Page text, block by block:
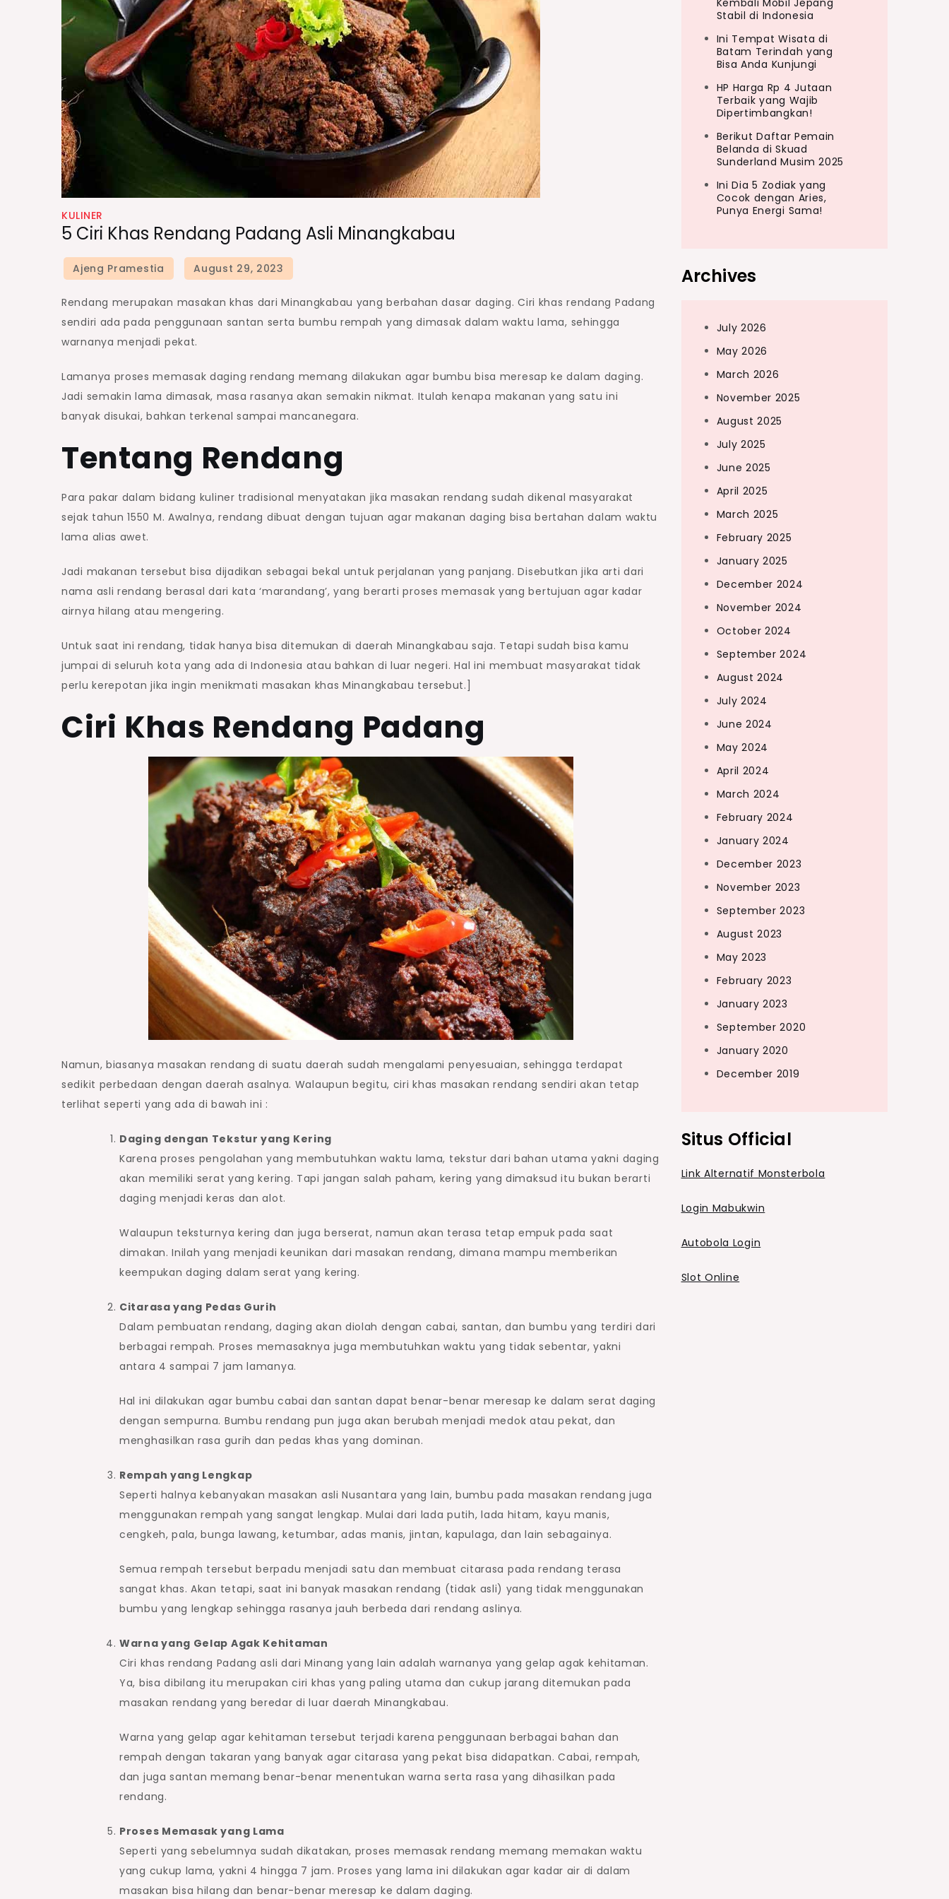
KULINER
5 Ciri Khas Rendang Padang Asli Minangkabau
Rendang merupakan masakan khas dari Minangkabau yang berbahan dasar daging. Ciri khas rendang Padang
sendiri ada pada penggunaan santan serta bumbu rempah yang dimasak dalam waktu lama, sehingga
warnanya menjadi pekat.
Lamanya proses memasak daging rendang memang dilakukan agar bumbu bisa meresap ke dalam daging.
Jadi semakin lama dimasak, masa rasanya akan semakin nikmat. Itulah kenapa makanan yang satu ini
banyak disukai, bahkan terkenal sampai mancanegara.
Tentang Rendang
Para pakar dalam bidang kuliner tradisional menyatakan jika masakan rendang sudah dikenal masyarakat
sejak tahun 1550 M. Awalnya, rendang dibuat dengan tujuan agar makanan daging bisa bertahan dalam waktu
lama alias awet.
Jadi makanan tersebut bisa dijadikan sebagai bekal untuk perjalanan yang panjang. Disebutkan jika arti dari
nama asli rendang berasal dari kata ‘marandang’, yang berarti proses memasak yang bertujuan agar kadar
airnya hilang atau mengering.
Untuk saat ini rendang, tidak hanya bisa ditemukan di daerah Minangkabau saja. Tetapi sudah bisa kamu
jumpai di seluruh kota yang ada di Indonesia atau bahkan di luar negeri. Hal ini membuat masyarakat tidak
perlu kerepotan jika ingin menikmati masakan khas Minangkabau tersebut.]
Ciri Khas Rendang Padang
Namun, biasanya masakan rendang di suatu daerah sudah mengalami penyesuaian, sehingga terdapat
sedikit perbedaan dengan daerah asalnya. Walaupun begitu, ciri khas masakan rendang sendiri akan tetap
terlihat seperti yang ada di bawah ini :
Daging dengan Tekstur yang Kering
Karena proses pengolahan yang membutuhkan waktu lama, tekstur dari bahan utama yakni daging
akan memiliki serat yang kering. Tapi jangan salah paham, kering yang dimaksud itu bukan berarti
daging menjadi keras dan alot.
Walaupun teksturnya kering dan juga berserat, namun akan terasa tetap empuk pada saat
dimakan. Inilah yang menjadi keunikan dari masakan rendang, dimana mampu memberikan
keempukan daging dalam serat yang kering.
Citarasa yang Pedas Gurih
Dalam pembuatan rendang, daging akan diolah dengan cabai, santan, dan bumbu yang terdiri dari
berbagai rempah. Proses memasaknya juga membutuhkan waktu yang tidak sebentar, yakni
antara 4 sampai 7 jam lamanya.
Hal ini dilakukan agar bumbu cabai dan santan dapat benar-benar meresap ke dalam serat daging
dengan sempurna. Bumbu rendang pun juga akan berubah menjadi medok atau pekat, dan
menghasilkan rasa gurih dan pedas khas yang dominan.
Rempah yang Lengkap
Seperti halnya kebanyakan masakan asli Nusantara yang lain, bumbu pada masakan rendang juga
menggunakan rempah yang sangat lengkap. Mulai dari lada putih, lada hitam, kayu manis,
cengkeh, pala, bunga lawang, ketumbar, adas manis, jintan, kapulaga, dan lain sebagainya.
Semua rempah tersebut berpadu menjadi satu dan membuat citarasa pada rendang terasa
sangat khas. Akan tetapi, saat ini banyak masakan rendang (tidak asli) yang tidak menggunakan
bumbu yang lengkap sehingga rasanya jauh berbeda dari rendang aslinya.
Warna yang Gelap Agak Kehitaman
Ciri khas rendang Padang asli dari Minang yang lain adalah warnanya yang gelap agak kehitaman.
Ya, bisa dibilang itu merupakan ciri khas yang paling utama dan cukup jarang ditemukan pada
masakan rendang yang beredar di luar daerah Minangkabau.
Warna yang gelap agar kehitaman tersebut terjadi karena penggunaan berbagai bahan dan
rempah dengan takaran yang banyak agar citarasa yang pekat bisa didapatkan. Cabai, rempah,
dan juga santan memang benar-benar menentukan warna serta rasa yang dihasilkan pada
rendang.
Proses Memasak yang Lama
Seperti yang sebelumnya sudah dikatakan, proses memasak rendang memang memakan waktu
yang cukup lama, yakni 4 hingga 7 jam. Proses yang lama ini dilakukan agar kadar air di dalam
masakan bisa hilang dan benar-benar meresap ke dalam daging.
Kembali Mobil Jepang
Stabil di Indonesia
Ini Tempat Wisata di
Batam Terindah yang
Bisa Anda Kunjungi
HP Harga Rp 4 Jutaan
Terbaik yang Wajib
Dipertimbangkan!
Berikut Daftar Pemain
Belanda di Skuad
Sunderland Musim 2025
Ini Dia 5 Zodiak yang
Cocok dengan Aries,
Punya Energi Sama!
Archives
July 2026
May 2026
March 2026
November 2025
August 2025
July 2025
June 2025
April 2025
March 2025
February 2025
January 2025
December 2024
November 2024
October 2024
September 2024
August 2024
July 2024
June 2024
May 2024
April 2024
March 2024
February 2024
January 2024
December 2023
November 2023
September 2023
August 2023
May 2023
February 2023
January 2023
September 2020
January 2020
December 2019
Situs Official
Link Alternatif Monsterbola
Login Mabukwin
Autobola Login
Slot Online